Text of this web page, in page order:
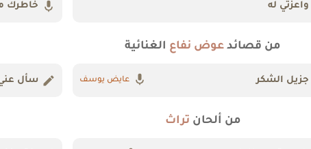
واعزتي له خاطرك
من قصائد عوض نفاع الغنائية
جزيل الشكر عايض يوسف سأل
من ألحان تراث